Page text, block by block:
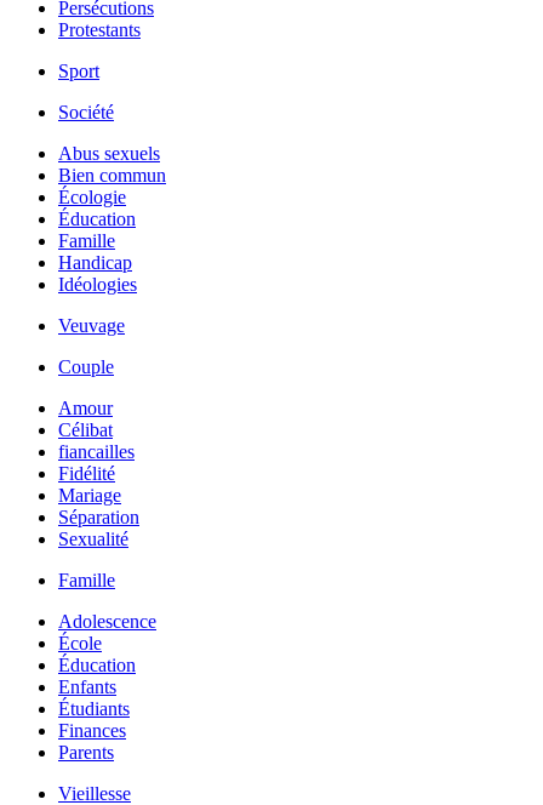
Persécutions
Protestants
Sport
Société
Abus sexuels
Bien commun
Écologie
Éducation
Famille
Handicap
Idéologies
Veuvage
Couple
Amour
Célibat
fiancailles
Fidélité
Mariage
Séparation
Sexualité
Famille
Adolescence
École
Éducation
Enfants
Étudiants
Finances
Parents
Vieillesse